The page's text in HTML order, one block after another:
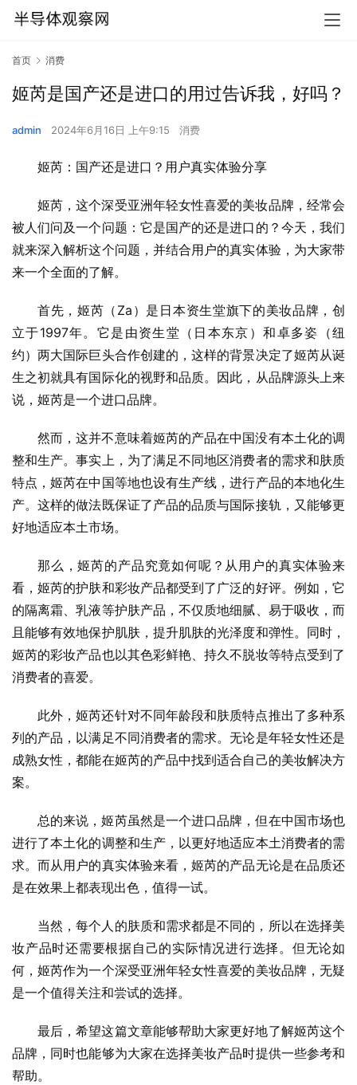
首页 消费
姬芮是国产还是进口的用过告诉我，好吗？
admin 2024年6月16日 上午9:15 消费
姬芮：国产还是进口？用户真实体验分享
姬芮，这个深受亚洲年轻女性喜爱的美妆品牌，经常会
被人们问及一个问题：它是国产的还是进口的？今天，我们
就来深入解析这个问题，并结合用户的真实体验，为大家带
来一个全面的了解。
首先，姬芮（Za）是日本资生堂旗下的美妆品牌，创
立于1997年。它是由资生堂（日本东京）和卓多姿（纽
约）两大国际巨头合作创建的，这样的背景决定了姬芮从诞
生之初就具有国际化的视野和品质。因此，从品牌源头上来
说，姬芮是一个进口品牌。
然而，这并不意味着姬芮的产品在中国没有本土化的调
整和生产。事实上，为了满足不同地区消费者的需求和肤质
特点，姬芮在中国等地也设有生产线，进行产品的本地化生
产。这样的做法既保证了产品的品质与国际接轨，又能够更
好地适应本土市场。
那么，姬芮的产品究竟如何呢？从用户的真实体验来
看，姬芮的护肤和彩妆产品都受到了广泛的好评。例如，它
的隔离霜、乳液等护肤产品，不仅质地细腻、易于吸收，而
且能够有效地保护肌肤，提升肌肤的光泽度和弹性。同时，
姬芮的彩妆产品也以其色彩鲜艳、持久不脱妆等特点受到了
消费者的喜爱。
此外，姬芮还针对不同年龄段和肤质特点推出了多种系
列的产品，以满足不同消费者的需求。无论是年轻女性还是
成熟女性，都能在姬芮的产品中找到适合自己的美妆解决方
案。
总的来说，姬芮虽然是一个进口品牌，但在中国市场也
进行了本土化的调整和生产，以更好地适应本土消费者的需
求。而从用户的真实体验来看，姬芮的产品无论是在品质还
是在效果上都表现出色，值得一试。
当然，每个人的肤质和需求都是不同的，所以在选择美
妆产品时还需要根据自己的实际情况进行选择。但无论如
何，姬芮作为一个深受亚洲年轻女性喜爱的美妆品牌，无疑
是一个值得关注和尝试的选择。
最后，希望这篇文章能够帮助大家更好地了解姬芮这个
品牌，同时也能够为大家在选择美妆产品时提供一些参考和
帮助。